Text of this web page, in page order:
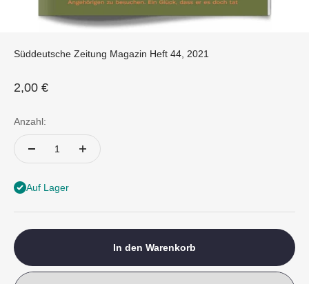
Süddeutsche Zeitung Magazin Heft 44, 2021
Angebot
2,00 €
Anzahl:
Auf Lager
In den Warenkorb